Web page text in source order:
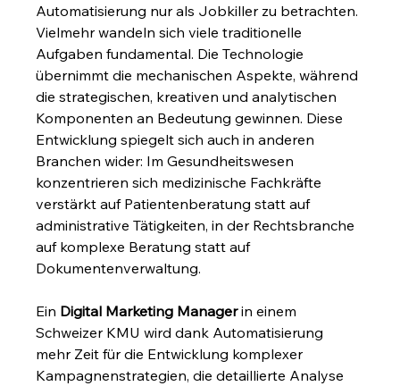
Automatisierung nur als Jobkiller zu betrachten.
Vielmehr wandeln sich viele traditionelle
Aufgaben fundamental. Die Technologie
übernimmt die mechanischen Aspekte, während
die strategischen, kreativen und analytischen
Komponenten an Bedeutung gewinnen. Diese
Entwicklung spiegelt sich auch in anderen
Branchen wider: Im Gesundheitswesen
konzentrieren sich medizinische Fachkräfte
verstärkt auf Patientenberatung statt auf
administrative Tätigkeiten, in der Rechtsbranche
auf komplexe Beratung statt auf
Dokumentenverwaltung.
Ein Digital Marketing Manager in einem
Schweizer KMU wird dank Automatisierung
mehr Zeit für die Entwicklung komplexer
Kampagnenstrategien, die detaillierte Analyse